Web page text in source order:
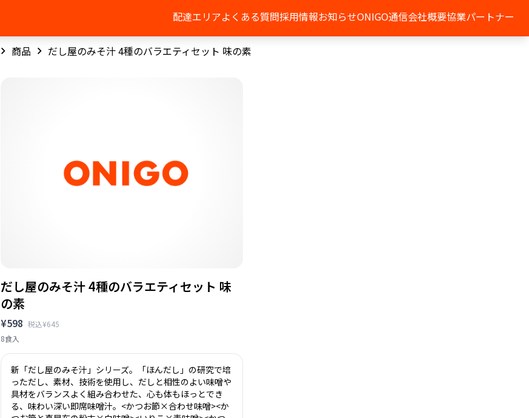
配達エリアよくある質問採用情報お知らせONIGO通信会社概要協業パートナー
商品 だし屋のみそ汁 4種のバラエティセット 味の素
だし屋のみそ汁 4種のバラエティセット 味
の素
¥598 税込¥645
8食入
新「だし屋のみそ汁」シリーズ。「ほんだし」の研究で培
っただし、素材、技術を使用し、だしと相性のよい味噌や
具材をバランスよく組み合わせた、心も体もほっとでき
る、味わい深い即席味噌汁。<かつお節×合わせ味噌><か